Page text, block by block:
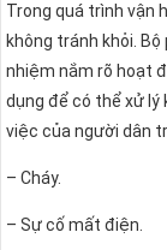
Trong quá trình vận
không tránh khỏi.
nhiệm nắm rõ hoạt
dụng để có thể xử lý
việc của người dân
– Cháy.
– Sự cố mất điện.